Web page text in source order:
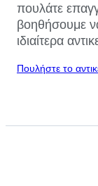
πουλάτε
βοηθήσουμε
ιδιαίτερα
Πουλήστε το